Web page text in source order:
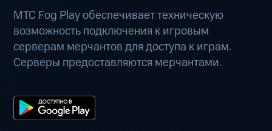
МТС Fog Play обеспечивает техническую
возможность подключения к игровым
серверам мерчантов для доступа к играм.
Серверы предоставляются мерчантами.